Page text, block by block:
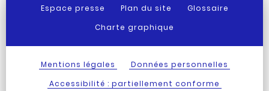
Espace presse Plan du site
Glossaire
Charte graphique
Mentions légales
Données personnelles
Accessibilité : partiellement conforme